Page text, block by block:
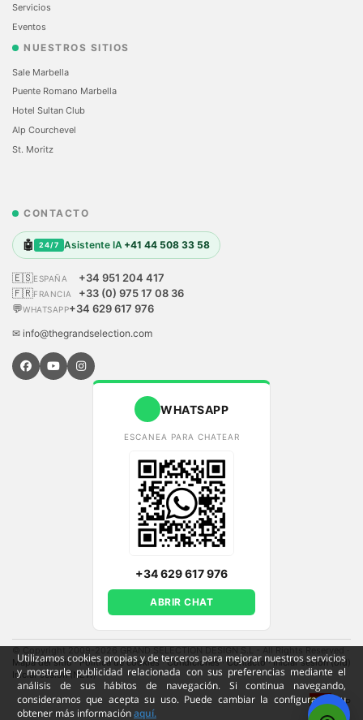
Utilizamos cookies propias y de terceros para mejorar nuestros servicios
y mostrarle publicidad relacionada con sus preferencias mediante el
análisis de sus hábitos de navegación. Si continua navegando,
consideramos que acepta su uso. Puede cambiar la configuración u
obtener más informaciónaquí.
Servicios
Eventos
NUESTROS SITIOS
Sale Marbella
Puente Romano Marbella
Hotel Sultan Club
Alp Courchevel
St. Moritz
CONTACTO
🤖 24/7 Asistente IA +41 44 508 33 58
🇪🇸ESPAÑA
+34 951 204 417
🇫🇷FRANCIA
+33 (0) 975 17 08 36
💬WHATSAPP+34 629 617 976
✉ info@thegrandselection.com
WHATSAPP
ESCANEA PARA CHATEAR
+34 629 617 976
ABRIR CHAT
Mapa del sitio·Política de cookies ·Condiciones ·Contacto ·Iniciar sesión (old)
Iniciar sesión (NEW)
ESP